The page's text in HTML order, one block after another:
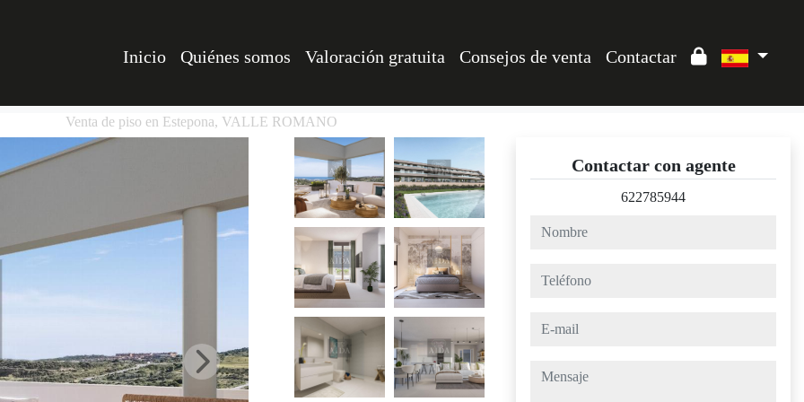
Inicio Quiénes somos Valoración gratuita Consejos de venta Contactar
Venta de piso en Estepona, VALLE ROMANO
Contactar con agente
622785944
nombre
teléfono
e-mail
mensaje